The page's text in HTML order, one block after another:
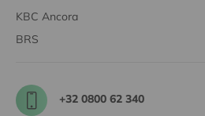
KBC Ancora
BRS
+32 0800 62 340